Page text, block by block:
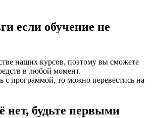
если обучение не
наших курсов, поэтому вы сможете
в любой момент.
программой, то можно перевестись на
нет, будьте первыми